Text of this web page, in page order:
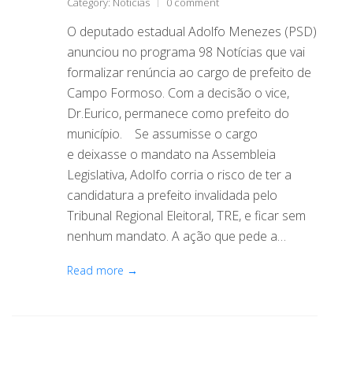
O deputado estadual Adolfo Menezes (PSD)
anunciou no programa 98 Notícias que vai
formalizar renúncia ao cargo de prefeito de
Campo Formoso. Com a decisão o vice,
Dr.Eurico, permanece como prefeito do
município. Se assumisse o cargo
e deixasse o mandato na Assembleia
Legislativa, Adolfo corria o risco de ter a
candidatura a prefeito invalidada pelo
Tribunal Regional Eleitoral, TRE, e ficar sem
nenhum mandato. A ação que pede a…
Read more →